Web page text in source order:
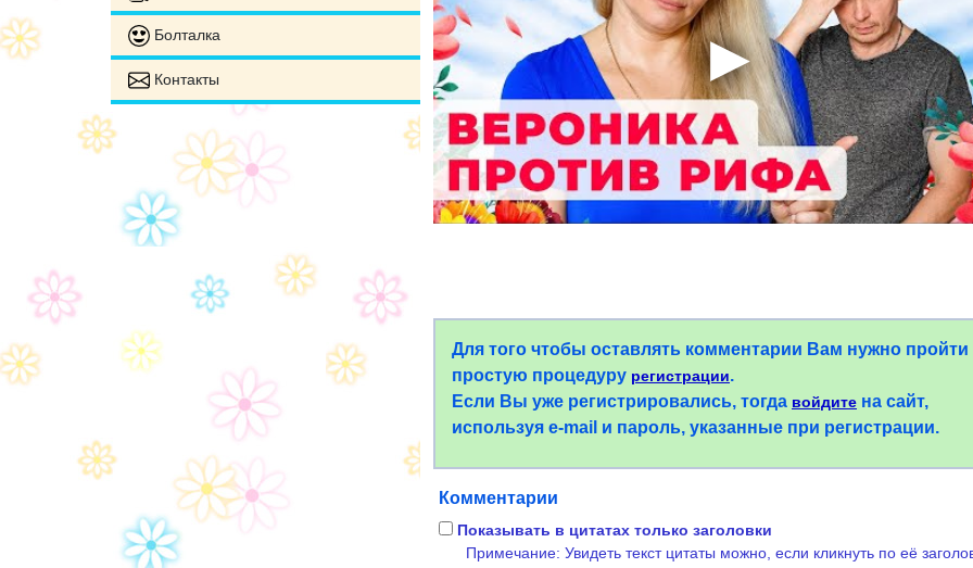
Болталка
Контакты
Для того чтобы оставлять комментарии Вам нужно пройти
простую процедуру регистрации.
Если Вы уже регистрировались, тогда войдите на сайт,
используя e-mail и пароль, указанные при регистрации.
Комментарии
Показывать в цитатах только заголовки
Примечание: Увидеть текст цитаты можно, если кликнуть по её